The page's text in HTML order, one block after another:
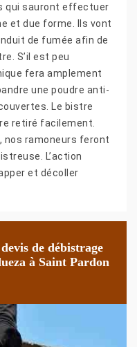
qui sauront effectuer
et due forme. Ils vont
de fumée afin de
S’il est peu
fera amplement
une poudre anti-
Le bistre
retiré facilement.
nos ramoneurs feront
L’action
et décoller
de débistrage
à Saint Pardon